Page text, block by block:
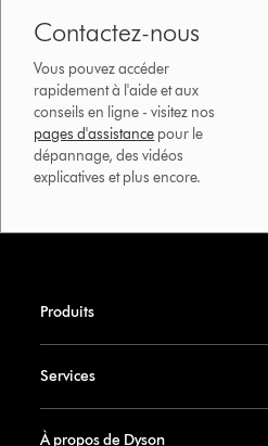
Contactez-nous
Vous pouvez accéder
rapidement à l'aide et aux
conseils en ligne - visitez nos
pages d'assistance pour le
dépannage, des vidéos
explicatives et plus encore.
Produits
Services
À propos de Dyson